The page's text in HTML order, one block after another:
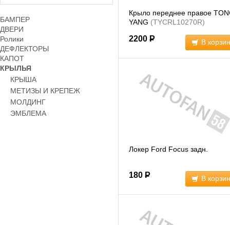
БАМПЕР
ДВЕРИ
Ролики
ДЕФЛЕКТОРЫ
КАПОТ
КРЫЛЬЯ
КРЫША
МЕТИЗЫ И КРЕПЕЖ
МОЛДИНГ
ЭМБЛЕМА
Крыло переднее правое
YANG (TYCRL10270R)
2200 Р В
Локер Ford Focus задн.
180 Р В